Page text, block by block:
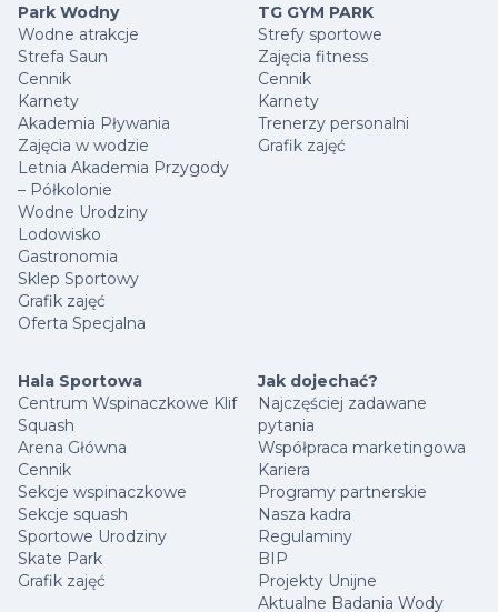
Park Wodny
Wodne atrakcje
Strefa Saun
Cennik
Karnety
Akademia Pływania
Zajęcia w wodzie
Letnia Akademia Przygody
– Półkolonie
Wodne Urodziny
Lodowisko
Gastronomia
Sklep Sportowy
Grafik zajęć
Oferta Specjalna
TG GYM PARK
Strefy sportowe
Zajęcia fitness
Cennik
Karnety
Trenerzy personalni
Grafik zajęć
Hala Sportowa
Centrum Wspinaczkowe Klif
Squash
Arena Główna
Cennik
Sekcje wspinaczkowe
Sekcje squash
Sportowe Urodziny
Skate Park
Grafik zajęć
Jak dojechać?
Najczęściej zadawane
pytania
Współpraca marketingowa
Kariera
Programy partnerskie
Nasza kadra
Regulaminy
BIP
Projekty Unijne
Aktualne Badania Wody